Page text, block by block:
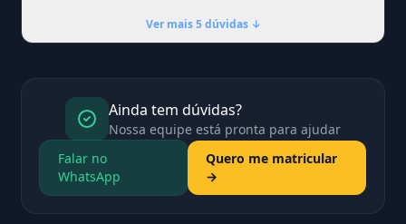
Ver mais 5 dúvidas ↓
Ainda tem dúvidas?
Nossa equipe está pronta para ajudar
Falar no
WhatsApp
Quero me matricular
→